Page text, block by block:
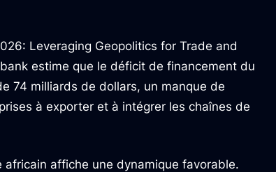
Leveraging Geopolitics for Trade and
estime que le déficit de financement du
74 milliards de dollars, un manque de
à exporter et à intégrer les chaînes de
affiche une dynamique favorable.